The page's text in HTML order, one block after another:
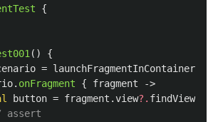
{
()
{
= launchFragmentInContainer
. onFragment { fragment
->
button = fragment .view?. findViewById
assert